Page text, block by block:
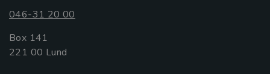
046-31 20 00
Box 141
221 00 Lund